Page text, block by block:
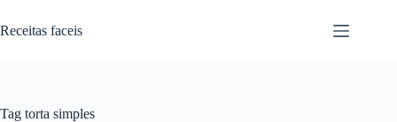
para
o
Receitas faceis
Tag torta simples